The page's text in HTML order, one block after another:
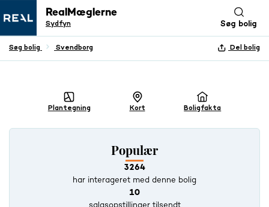
RealMæglerne
Sydfyn Søg bolig
Søg bolig Svendborg Del bolig
+ 28 BILLEDER
Boligfakta
Plantegning Kort
Populær
3264
har interageret med denne bolig
10
salgsopstillinger tilsendt